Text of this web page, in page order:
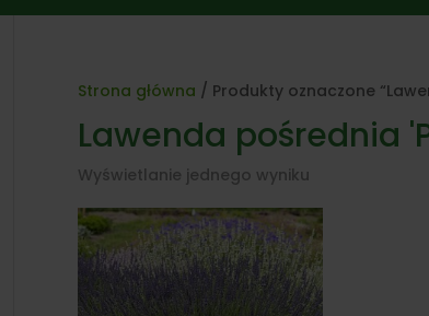
Strona główna / Produkty oznaczone
Lawenda pośrednia
Wyświetlanie jednego wyniku